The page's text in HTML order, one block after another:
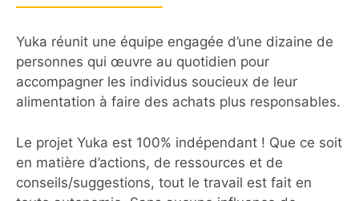
Yuka réunit une équipe engagée d’une dizaine de
personnes qui œuvre au quotidien pour
accompagner les individus soucieux de leur
alimentation à faire des achats plus responsables.
Le projet Yuka est 100% indépendant ! Que ce soit
en matière d’actions, de ressources et de
conseils/suggestions, tout le travail est fait en